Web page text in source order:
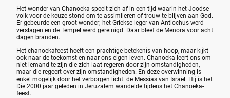
Het wonder van Chanoeka speelt zich af in een tijd waarin het Joodse
volk voor de keuze stond om te assimileren of trouw te blijven aan God.
Er gebeurde een groot wonder; het Griekse leger van Antiochus werd
verslagen en de Tempel werd gereinigd. Daar bleef de Menora voor acht
dagen branden.
Het chanoekafeest heeft een prachtige betekenis van hoop, maar kijkt
ook naar de toekomst en naar ons eigen leven. Chanoeka leert ons om
niet iemand te zijn die zich laat regeren door zijn omstandigheden,
maar die regeert over zijn omstandigheden. En deze overwinning is
enkel mogelijk door het verborgen licht: de Messias van Israël. Hij is het
Die 2000 jaar geleden in Jeruzalem wandelde tijdens het Chanoeka-
feest.